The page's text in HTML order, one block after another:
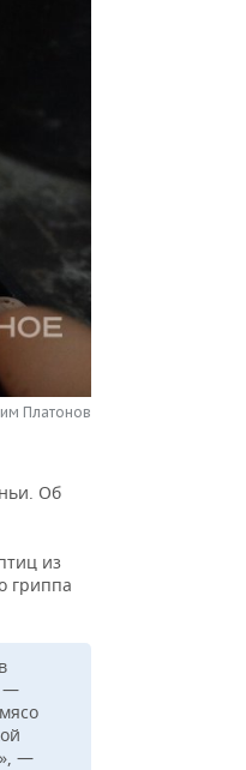
Платонов
Об
из
гриппа
—
—